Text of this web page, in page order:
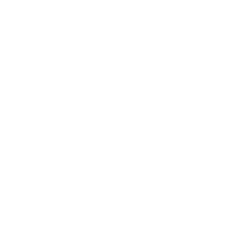
V karanteni je
po vsej državi, v